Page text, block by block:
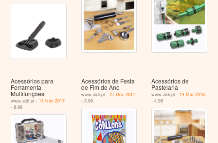
Acessórios para
Ferramenta
Multifunções
www.aldi.pt - 11 Nov 2017
- 8.99
Acessórios de Festa
de Fim de Ano
www.aldi.pt - 27 Dez 2017
- 3.99
Acessórios de
Pastelaria
www.aldi.pt - 14 Mar 2018
- 4.99